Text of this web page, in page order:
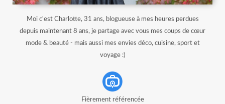
Moi c'est Charlotte, 31 ans, blogueuse à mes heures perdues
depuis maintenant 8 ans, je partage avec vous mes coups de cœur
mode & beauté - mais aussi mes envies déco, cuisine, sport et
voyage :)
Fièrement référencée